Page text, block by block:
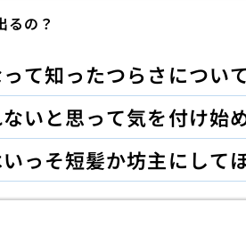
るの？
て知ったつらさについ
いと思って気を付け始
っそ短髪か坊主にして